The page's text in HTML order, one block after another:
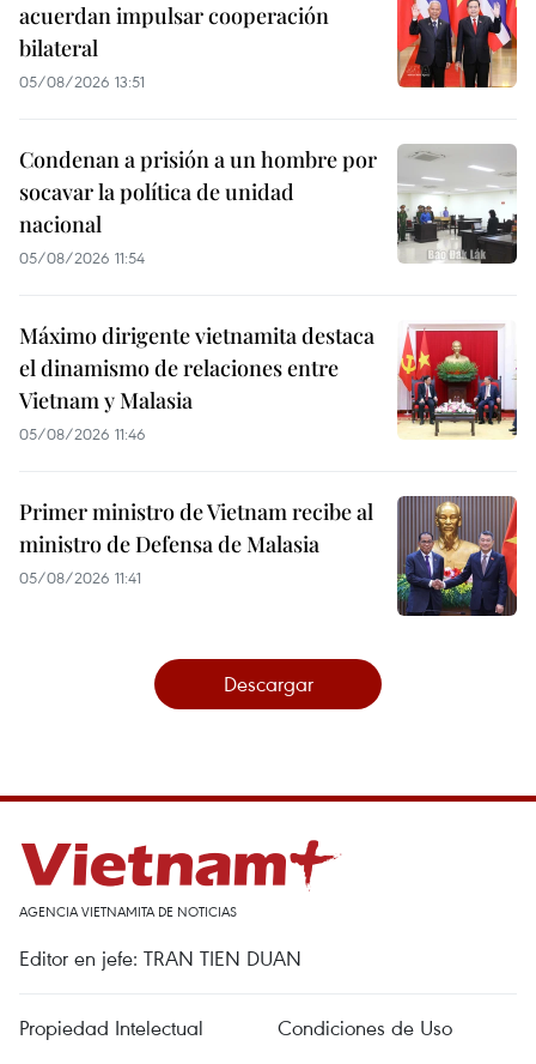
acuerdan impulsar cooperación
bilateral
05/08/2026 13:51
Condenan a prisión a un hombre por
socavar la política de unidad
nacional
05/08/2026 11:54
Máximo dirigente vietnamita destaca
el dinamismo de relaciones entre
Vietnam y Malasia
05/08/2026 11:46
Primer ministro de Vietnam recibe al
ministro de Defensa de Malasia
05/08/2026 11:41
Descargar
AGENCIA VIETNAMITA DE NOTICIAS
Editor en jefe: TRAN TIEN DUAN
Propiedad Intelectual
Condiciones de Uso